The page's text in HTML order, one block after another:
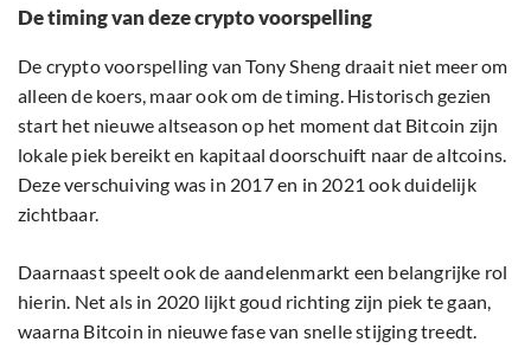
De timing van deze crypto voorspelling
De crypto voorspelling van Tony Sheng draait niet meer om
alleen de koers, maar ook om de timing. Historisch gezien
start het nieuwe altseason op het moment dat Bitcoin zijn
lokale piek bereikt en kapitaal doorschuift naar de altcoins.
Deze verschuiving was in 2017 en in 2021 ook duidelijk
zichtbaar.
Daarnaast speelt ook de aandelenmarkt een belangrijke rol
hierin. Net als in 2020 lijkt goud richting zijn piek te gaan,
waarna Bitcoin in nieuwe fase van snelle stijging treedt.